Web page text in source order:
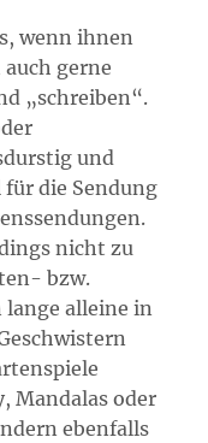
wenn ihnen
gerne
„schreiben“.
und
die Sendung
nicht zu
bzw.
lange alleine in
Mandalas oder
ebenfalls